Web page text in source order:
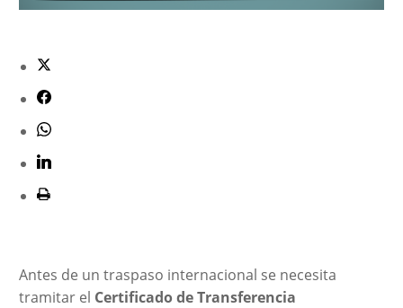
Antes de un traspaso internacional se necesita
tramitar el Certificado de Transferencia